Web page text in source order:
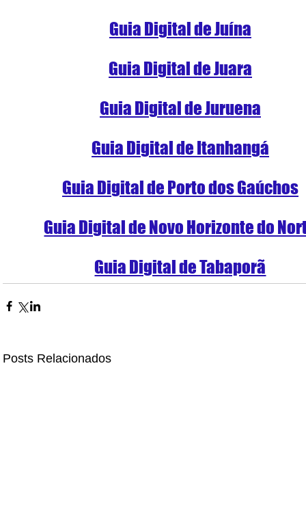
Guia Digital de Juína
Guia Digital de Juara
Guia Digital de Juruena
Guia Digital de Itanhangá
Guia Digital de Porto dos Gaúchos
Guia Digital de Novo Horizonte do
Guia Digital de Tabaporã
Posts Relacionados